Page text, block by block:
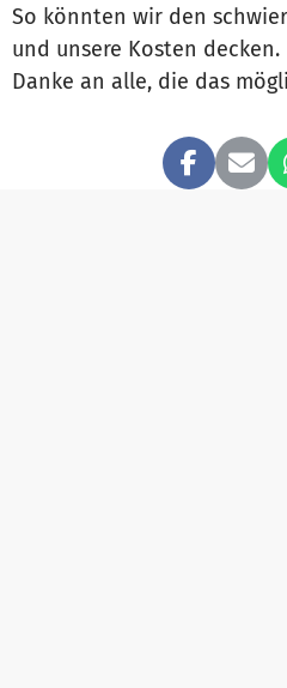
So könnten wir den
und unsere Kosten decken.
Danke an alle, die das